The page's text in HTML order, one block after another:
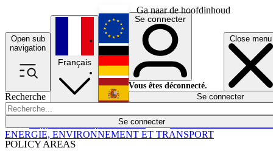
Ga naar de hoofdinhoud
Open sub
navigation
Close menu
Recherche
Se connecter
POLICY AREAS
Économie
Français
English
Deutsch
Español
Se connecter
Vous êtes déconnecté.
Se connecter
ENERGIE, ENVIRONNEMENT ET TRANSPORT